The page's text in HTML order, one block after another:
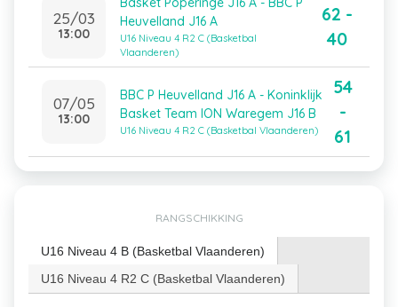
25/03
13:00
Heuvelland J16 A
U16 Niveau 4 R2 C (Basketbal
Vlaanderen)
62 -
40
07/05
13:00
BBC P Heuvelland J16 A - Koninklijk
Basket Team ION Waregem J16 B
U16 Niveau 4 R2 C (Basketbal Vlaanderen)
54
-
61
RANGSCHIKKING
U16 Niveau 4 B (Basketbal Vlaanderen)
U16 Niveau 4 R2 C (Basketbal Vlaanderen)